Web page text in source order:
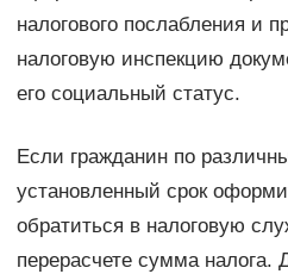
налогового послабления и
налоговую инспекцию
его социальный статус.
Если гражданин по
установленный срок
обратиться в налоговую
перерасчете сумма налога.